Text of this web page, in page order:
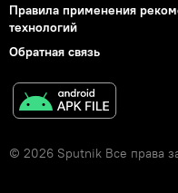
Правила применения
технологий
Обратная связь
© 2026 Sputnik Все права